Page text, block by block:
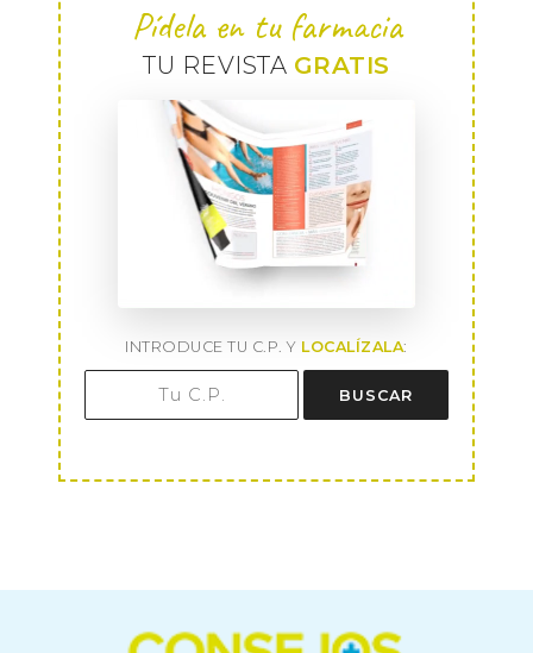
Pídela en tu farmacia
TU REVISTA GRATIS
INTRODUCE TU C.P. Y LOCALÍZALA:
BUSCAR